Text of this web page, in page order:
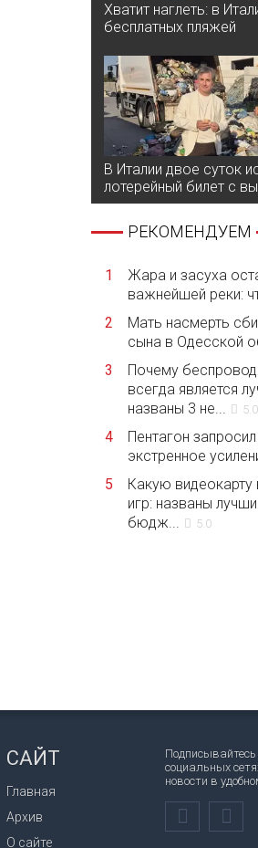
Хватит наглеть: в
бесплатных пляжей
В Италии двое суток
лотерейный билет с
РЕКОМЕНДУЕМ
1
Жара и засуха
важнейшей реки:
2
Мать насмерть
сына в Одесской
3
Почему
всегда является
названы 3 не...
5.0
4
Пентагон
экстренное
5
Какую видеокарту
игр: названы
бюдж...
5.0
САЙТ
Главная
Архив
О сайте
социальных
новости в